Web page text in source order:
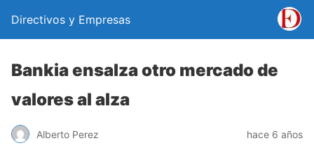
Directivos y Empresas
Bankia ensalza otro mercado de
valores al alza
Alberto Perez hace 6 años